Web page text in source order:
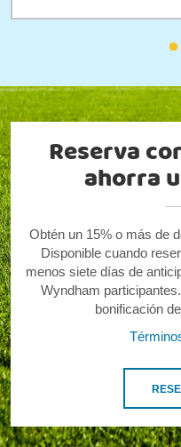
Reserva
ahorra
Obtén un 15% o más de
Disponible cuando
menos siete días de
Wyndham
bonificación